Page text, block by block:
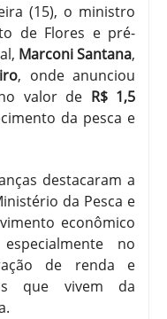
(15), o ministro
de Flores e pré-
Marconi Santana,
, onde anunciou
valor de R$ 1,5
da pesca e
destacaram a
da Pesca e
econômico
no
de renda e
que vivem da